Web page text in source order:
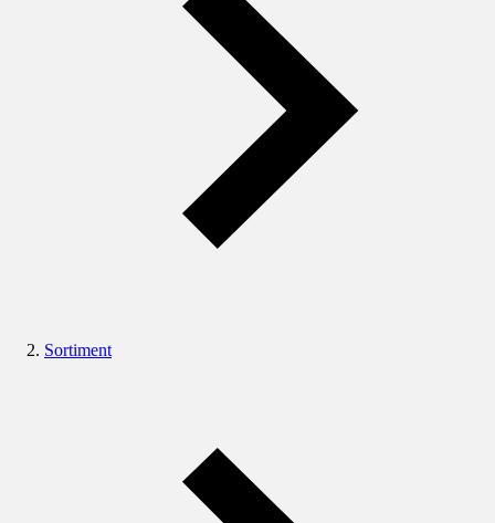
Sortiment